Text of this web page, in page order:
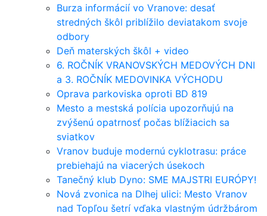
Burza informácií vo Vranove: desať
stredných škôl priblížilo deviatakom svoje
odbory
Deň materských škôl + video
6. ROČNÍK VRANOVSKÝCH MEDOVÝCH DNI
a 3. ROČNÍK MEDOVINKA VÝCHODU
Oprava parkoviska oproti BD 819
Mesto a mestská polícia upozorňujú na
zvýšenú opatrnosť počas blížiacich sa
sviatkov
Vranov buduje modernú cyklotrasu: práce
prebiehajú na viacerých úsekoch
Tanečný klub Dyno: SME MAJSTRI EURÓPY!
Nová zvonica na Dlhej ulici: Mesto Vranov
nad Topľou šetrí vďaka vlastným údržbárom